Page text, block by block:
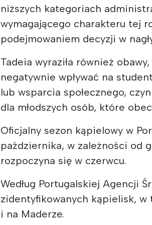
niższych kategoriach
wymagającego charakteru tej
podejmowaniem decyzji w
Tadeia wyraziła również
negatywnie wpływać na
lub wsparcia społecznego,
dla młodszych osób, które
Oficjalny sezon kąpielowy w
października, w zależności od
rozpoczyna się w czerwcu.
Według Portugalskiej Agencji
zidentyfikowanych kąpielisk,
i na Maderze.